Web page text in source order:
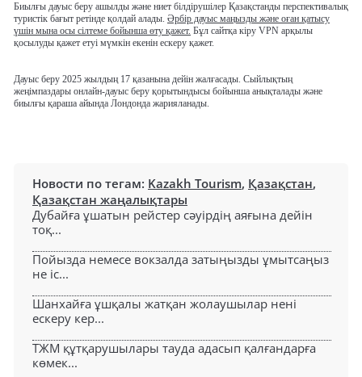
Биылғы дауыс беру ашылды және ниет білдірушілер Қазақстанды перспективалық
туристік бағыт ретінде қолдай алады. Әрбір дауыс маңызды және оған қатысу
үшін мына осы сілтеме бойынша өту қажет. Бұл сайтқа кіру VPN арқылы
қосылуды қажет етуі мүмкін екенін ескеру қажет.
Дауыс беру 2025 жылдың 17 қазанына дейін жалғасады. Сыйлықтың
жеңімпаздары онлайн-дауыс беру қорытындысы бойынша анықталады және
биылғы қараша айында Лондонда жарияланады.
Новости по тегам: Kazakh Tourism, Қазақстан,
Қазақстан жаңалықтары
Дубайға ұшатын рейстер сәуірдің аяғына дейін
тоқ...
Пойызда немесе вокзалда затыңызды ұмытсаңыз
не іс...
Шанхайға ұшқалы жатқан жолаушылар нені
ескеру кер...
ТЖМ құтқарушылары тауда адасып қалғандарға
көмек...